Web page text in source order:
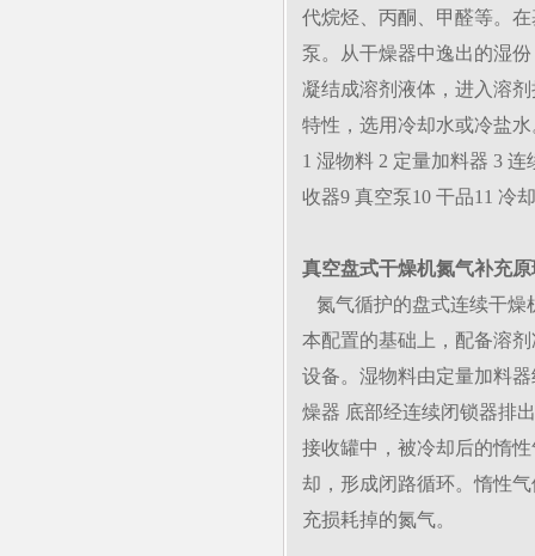
代烷烃、丙酮、甲醛等。
泵。从干燥器中逸出的湿
凝结成溶剂液体，进入溶
特性，选用冷却水或冷盐水
1 湿物料 2 定量加料器 3
收器9 真空泵10 干品11 冷
真空盘式干燥机氮气补充
氮气循护的盘式连续干燥
本配置的基础上，配备溶
设备。湿物料由定量加料
燥器 底部经连续闭锁器排
接收罐中，被冷却后的惰
却，形成闭路循环。惰性
充损耗掉的氮气。